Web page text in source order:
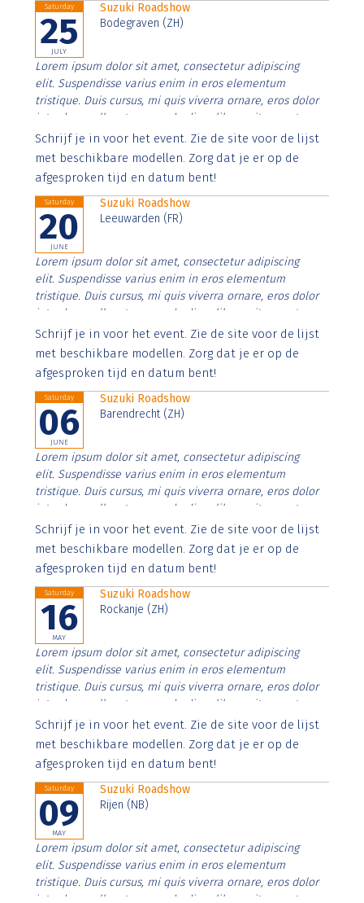
Saturday
25
JULY
Suzuki Roadshow
Bodegraven (ZH)
Lorem ipsum dolor sit amet, consectetur adipiscing
elit. Suspendisse varius enim in eros elementum
tristique. Duis cursus, mi quis viverra ornare, eros dolor
interdum nulla, ut commodo diam libero vitae erat.
Aenean faucibus nibh et justo cursus id rutrum lorem
imperdiet. Nunc ut sem vitae risus tristique posuere.
Schrijf je in voor het event. Zie de site voor de lijst
met beschikbare modellen. Zorg dat je er op de
afgesproken tijd en datum bent!
Saturday
20
JUNE
Suzuki Roadshow
Leeuwarden (FR)
Lorem ipsum dolor sit amet, consectetur adipiscing
elit. Suspendisse varius enim in eros elementum
tristique. Duis cursus, mi quis viverra ornare, eros dolor
interdum nulla, ut commodo diam libero vitae erat.
Aenean faucibus nibh et justo cursus id rutrum lorem
imperdiet. Nunc ut sem vitae risus tristique posuere.
Schrijf je in voor het event. Zie de site voor de lijst
met beschikbare modellen. Zorg dat je er op de
afgesproken tijd en datum bent!
Saturday
06
JUNE
Suzuki Roadshow
Barendrecht (ZH)
Lorem ipsum dolor sit amet, consectetur adipiscing
elit. Suspendisse varius enim in eros elementum
tristique. Duis cursus, mi quis viverra ornare, eros dolor
interdum nulla, ut commodo diam libero vitae erat.
Aenean faucibus nibh et justo cursus id rutrum lorem
imperdiet. Nunc ut sem vitae risus tristique posuere.
Schrijf je in voor het event. Zie de site voor de lijst
met beschikbare modellen. Zorg dat je er op de
afgesproken tijd en datum bent!
Saturday
16
MAY
Suzuki Roadshow
Rockanje (ZH)
Lorem ipsum dolor sit amet, consectetur adipiscing
elit. Suspendisse varius enim in eros elementum
tristique. Duis cursus, mi quis viverra ornare, eros dolor
interdum nulla, ut commodo diam libero vitae erat.
Aenean faucibus nibh et justo cursus id rutrum lorem
imperdiet. Nunc ut sem vitae risus tristique posuere.
Schrijf je in voor het event. Zie de site voor de lijst
met beschikbare modellen. Zorg dat je er op de
afgesproken tijd en datum bent!
Saturday
09
MAY
Suzuki Roadshow
Rijen (NB)
Lorem ipsum dolor sit amet, consectetur adipiscing
elit. Suspendisse varius enim in eros elementum
tristique. Duis cursus, mi quis viverra ornare, eros dolor
interdum nulla, ut commodo diam libero vitae erat.